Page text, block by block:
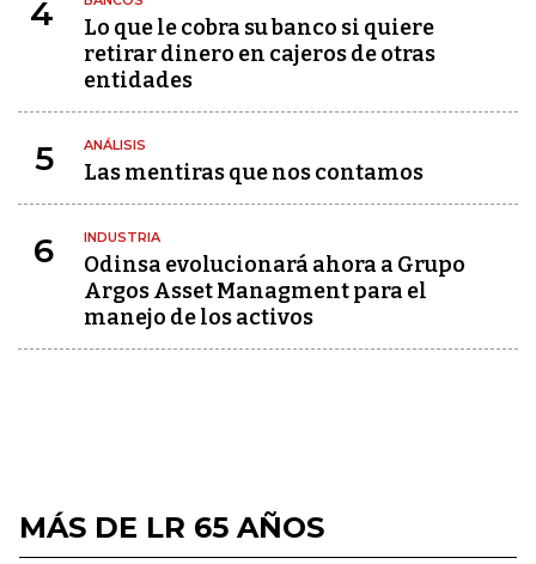
4
Lo que le cobra su banco si quiere
retirar dinero en cajeros de otras
entidades
5 ANÁLISIS
Las mentiras que nos contamos
6 INDUSTRIA
Odinsa evolucionará ahora a Grupo
Argos Asset Managment para el
manejo de los activos
MÁS DE LR 65 AÑOS